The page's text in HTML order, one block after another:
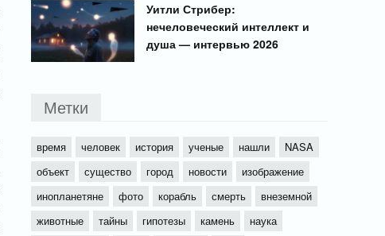
Уитли Стрибер:
нечеловеческий интеллект и
душа — интервью 2026
Метки
время человек история ученые нашли
NASA
объект
существо город новости
изображение
инопланетяне
фото корабль смерть
внеземной
животные
тайны гипотезы камень
наука